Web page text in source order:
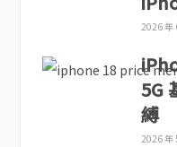
2026 年
5G
縛
2026 年